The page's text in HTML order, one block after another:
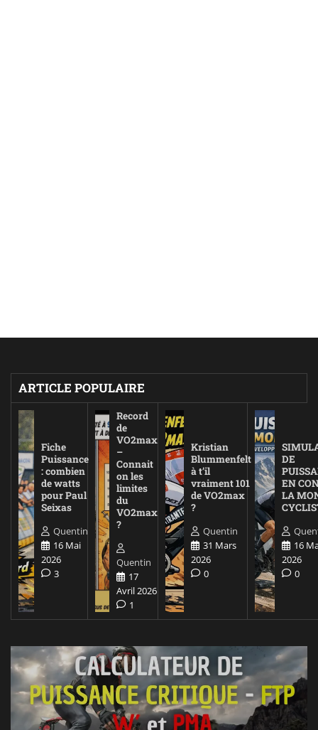
ARTICLE POPULAIRE
Fiche
Puissance
: combien
de watts
pour Paul
Seixas
Quentin
16 Mai
2026
3
Record
de
VO2max
–
Connait
on les
limites
du
VO2max
?
Quentin
17
Avril 2026
1
Kristian
Blummenfelt
à t’il
vraiment 101
de VO2max
?
Quentin
31 Mars
2026
0
DE
EN
LA
16
2026
0